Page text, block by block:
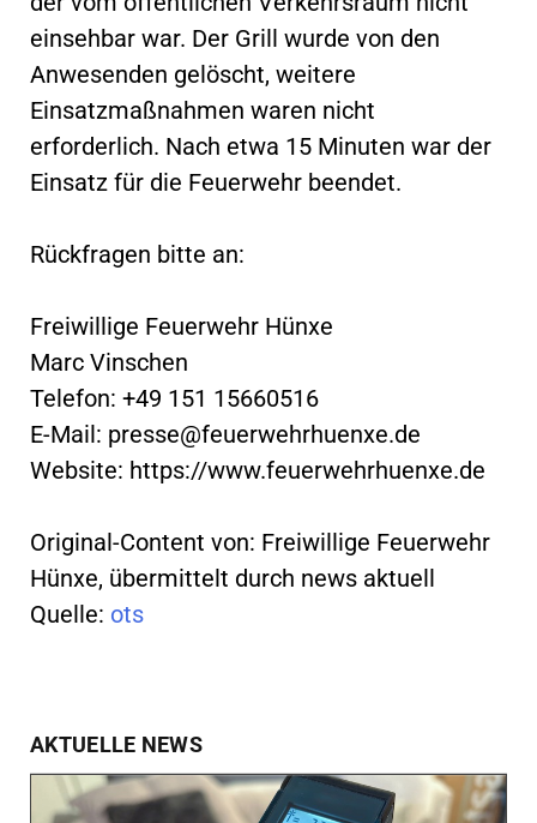
einsehbar war. Der Grill wurde von den
Anwesenden gelöscht, weitere
Einsatzmaßnahmen waren nicht
erforderlich. Nach etwa 15 Minuten war der
Einsatz für die Feuerwehr beendet.
Rückfragen bitte an:
Freiwillige Feuerwehr Hünxe
Marc Vinschen
Telefon: +49 151 15660516
E-Mail: presse@feuerwehrhuenxe.de
Website: https://www.feuerwehrhuenxe.de
Original-Content von: Freiwillige Feuerwehr
Hünxe, übermittelt durch news aktuell
Quelle: ots
AKTUELLE NEWS